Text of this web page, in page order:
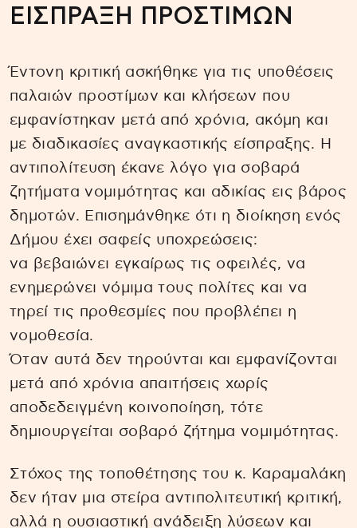
ΕΙΣΠΡΑΞΗ ΠΡΟΣΤΙΜΩΝ
Έντονη κριτική ασκήθηκε για τις υποθέσεις
παλαιών προστίμων και κλήσεων που
εμφανίστηκαν μετά από χρόνια, ακόμη και
με διαδικασίες αναγκαστικής είσπραξης. Η
αντιπολίτευση έκανε λόγο για σοβαρά
ζητήματα νομιμότητας και αδικίας εις βάρος
δημοτών. Επισημάνθηκε ότι η διοίκηση ενός
Δήμου έχει σαφείς υποχρεώσεις:
να βεβαιώνει εγκαίρως τις οφειλές, να
ενημερώνει νόμιμα τους πολίτες και να
τηρεί τις προθεσμίες που προβλέπει η
νομοθεσία.
Όταν αυτά δεν τηρούνται και εμφανίζονται
μετά από χρόνια απαιτήσεις χωρίς
αποδεδειγμένη κοινοποίηση, τότε
δημιουργείται σοβαρό ζήτημα νομιμότητας.
Στόχος της τοποθέτησης του κ. Καραμαλάκη
δεν ήταν μια στείρα αντιπολιτευτική κριτική,
αλλά η ουσιαστική ανάδειξη λύσεων και